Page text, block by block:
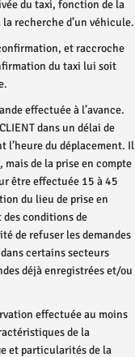
du taxi, fonction de la
recherche d’un véhicule.
et raccroche
du taxi lui soit
effectuée à l’avance.
dans un délai de
l’heure du déplacement. Il
mais de la prise en compte
être effectuée 15 à 45
du lieu de prise en
conditions de
de refuser les demandes
certains secteurs
déjà enregistrées et/ou
effectuée au moins
de la
et particularités de la